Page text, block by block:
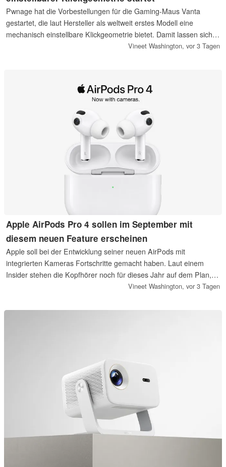
Pwnage hat die Vorbestellungen für die Gaming-Maus Vanta
gestartet, die laut Hersteller als weltweit erstes Modell eine
mechanisch einstellbare Klickgeometrie bietet. Damit lassen sich
unter anderem Klick- und Betätigungskraft sowie das
Vineet Washington, vor 3 Tagen
Apple AirPods Pro 4 sollen im September mit
diesem neuen Feature erscheinen
Apple soll bei der Entwicklung seiner neuen AirPods mit
integrierten Kameras Fortschritte gemacht haben. Laut einem
Insider stehen die Kopfhörer noch für dieses Jahr auf dem Plan,
womit eine Vorstellung im September gemeinsam mit weiteren
Vineet Washington, vor 3 Tagen